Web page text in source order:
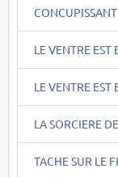
CONCUPISSANT
LE VENTRE
LE VENTRE
LA SORCIERE
TACHE SUR LE